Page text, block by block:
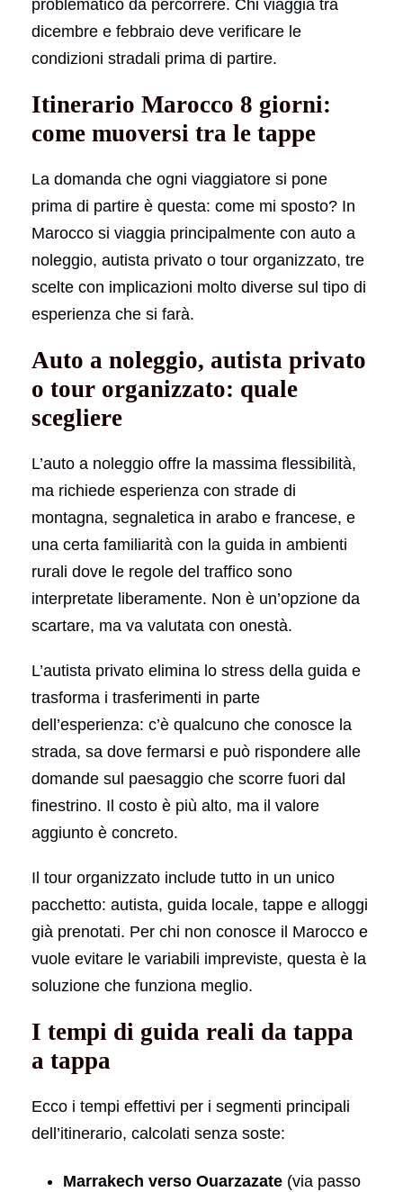
problematico da percorrere. Chi viaggia tra
dicembre e febbraio deve verificare le
condizioni stradali prima di partire.
Itinerario Marocco 8 giorni:
come muoversi tra le tappe
La domanda che ogni viaggiatore si pone
prima di partire è questa: come mi sposto? In
Marocco si viaggia principalmente con auto a
noleggio, autista privato o tour organizzato, tre
scelte con implicazioni molto diverse sul tipo di
esperienza che si farà.
Auto a noleggio, autista privato
o tour organizzato: quale
scegliere
L’auto a noleggio offre la massima flessibilità,
ma richiede esperienza con strade di
montagna, segnaletica in arabo e francese, e
una certa familiarità con la guida in ambienti
rurali dove le regole del traffico sono
interpretate liberamente. Non è un’opzione da
scartare, ma va valutata con onestà.
L’autista privato elimina lo stress della guida e
trasforma i trasferimenti in parte
dell’esperienza: c’è qualcuno che conosce la
strada, sa dove fermarsi e può rispondere alle
domande sul paesaggio che scorre fuori dal
finestrino. Il costo è più alto, ma il valore
aggiunto è concreto.
Il tour organizzato include tutto in un unico
pacchetto: autista, guida locale, tappe e alloggi
già prenotati. Per chi non conosce il Marocco e
vuole evitare le variabili impreviste, questa è la
soluzione che funziona meglio.
I tempi di guida reali da tappa
a tappa
Ecco i tempi effettivi per i segmenti principali
dell’itinerario, calcolati senza soste:
Marrakech verso Ouarzazate (via passo